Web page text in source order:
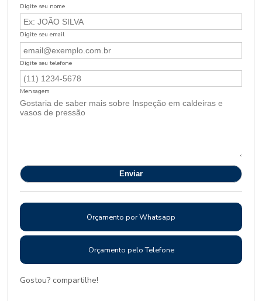
Digite seu nome
Digite seu email
Digite seu telefone
Mensagem
Orçamento por Whatsapp
Orçamento pelo Telefone
Gostou? compartilhe!